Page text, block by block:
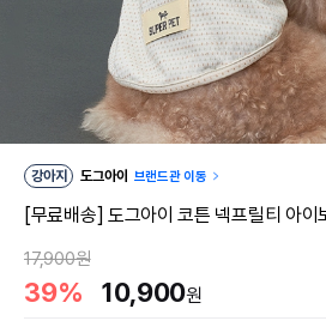
강아지 도그아이 브랜드관 이동
[무료배송] 도그아이 코튼 넥프릴티 아이
17,900원
39% 10,900원